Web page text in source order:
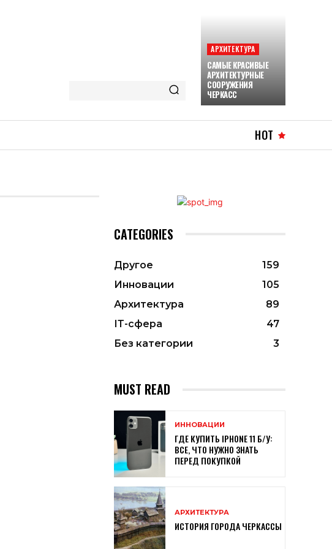
АРХИТЕКТУРА
САМЫЕ КРАСИВЫЕ
АРХИТЕКТУРНЫЕ
СООРУЖЕНИЯ
ЧЕРКАСС
HOT
CATEGORIES
Другое
159
Инновации
105
Архитектура
89
ІТ-сфера
47
Без категории
3
MUST READ
ИННОВАЦИИ
ГДЕ КУПИТЬ IPHONE 11 Б/У:
ВСЕ, ЧТО НУЖНО ЗНАТЬ
ПЕРЕД ПОКУПКОЙ
АРХИТЕКТУРА
ИСТОРИЯ ГОРОДА ЧЕРКАССЫ